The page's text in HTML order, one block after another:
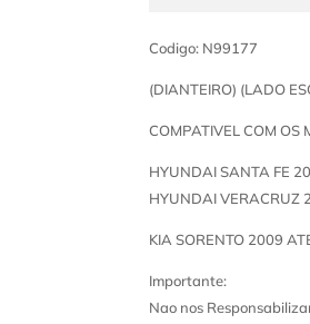
Codigo: N99177
(DIANTEIRO) (LADO
COMPATIVEL COM OS
HYUNDAI SANTA FE
HYUNDAI VERACRUZ
KIA SORENTO 2009
Importante:
Nao nos